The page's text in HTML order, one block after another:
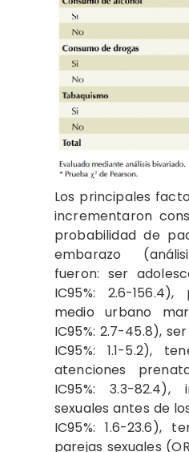
Los principales
incrementaron
probabilidad de
embarazo
fueron: ser
IC95%: 2.6-
medio urbano
IC95%: 2.7-45.8),
IC95%: 1.1-5.2),
atenciones
IC95%: 3.3-82.4),
sexuales antes de
IC95%: 1.6-23.6),
parejas sexuales